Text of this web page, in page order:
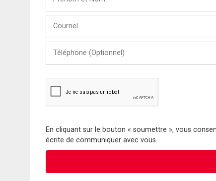
Nom
(Optionnel)
En cliquant sur le bouton « soumettre », vous
écrite de communiquer avec vous.